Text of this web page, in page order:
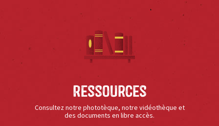
Ressources
Consultez notre phototèque, notre vidéothèque et
des documents en libre accès.